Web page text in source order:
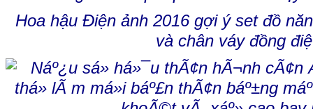
Hoa hậu Điện ảnh 2016 gợi ý set đồ
và chân váy đồng